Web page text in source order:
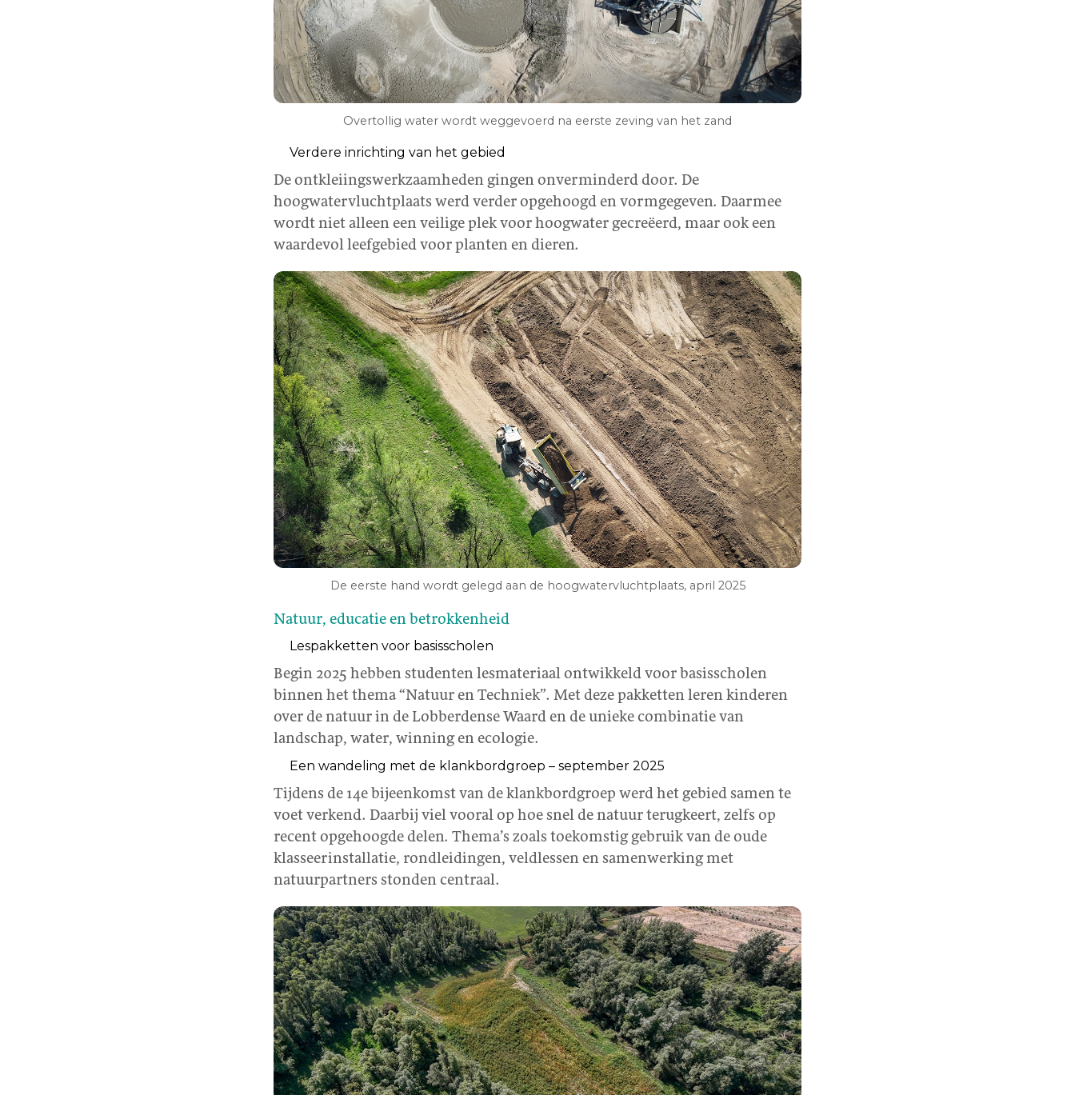
Overtollig water wordt weggevoerd na eerste zeving van het zand
Verdere inrichting van het gebied
De ontkleiingswerkzaamheden gingen onverminderd door. De
hoogwatervluchtplaats werd verder opgehoogd en vormgegeven. Daarmee
wordt niet alleen een veilige plek voor hoogwater gecreëerd, maar ook een
waardevol leefgebied voor planten en dieren.
De eerste hand wordt gelegd aan de hoogwatervluchtplaats, april 2025
Natuur, educatie en betrokkenheid
Lespakketten voor basisscholen
Begin 2025 hebben studenten lesmateriaal ontwikkeld voor basisscholen
binnen het thema “Natuur en Techniek”. Met deze pakketten leren kinderen
over de natuur in de Lobberdense Waard en de unieke combinatie van
landschap, water, winning en ecologie.
Een wandeling met de klankbordgroep – september 2025
Tijdens de 14e bijeenkomst van de klankbordgroep werd het gebied samen te
voet verkend. Daarbij viel vooral op hoe snel de natuur terugkeert, zelfs op
recent opgehoogde delen. Thema’s zoals toekomstig gebruik van de oude
klasseerinstallatie, rondleidingen, veldlessen en samenwerking met
natuurpartners stonden centraal.